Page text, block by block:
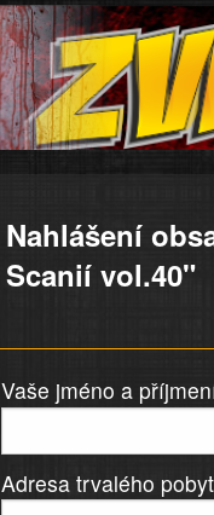
Nahlášení
Scanií vol.40"
Vaše jméno a
Adresa trvalého